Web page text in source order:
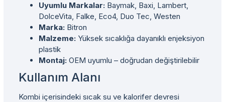
Uyumlu Markalar: Baymak, Baxi, Lambert,
DolceVita, Falke, Eco4, Duo Tec, Westen
Marka: Bitron
Malzeme: Yüksek sıcaklığa dayanıklı enjeksiyon
plastik
Montaj: OEM uyumlu – doğrudan değiştirilebilir
Kullanım Alanı
Kombi içerisindeki sıcak su ve kalorifer devresi